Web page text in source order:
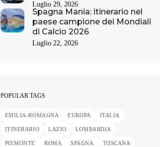
Luglio 29, 2026
Spagna Mania: itinerario nel
paese campione dei Mondiali
di Calcio 2026
Luglio 22, 2026
POPULAR TAGS
EMILIA-ROMAGNA EUROPA ITALIA
ITINERARIO LAZIO LOMBARDIA
PIEMONTE ROMA SPAGNA TOSCANA